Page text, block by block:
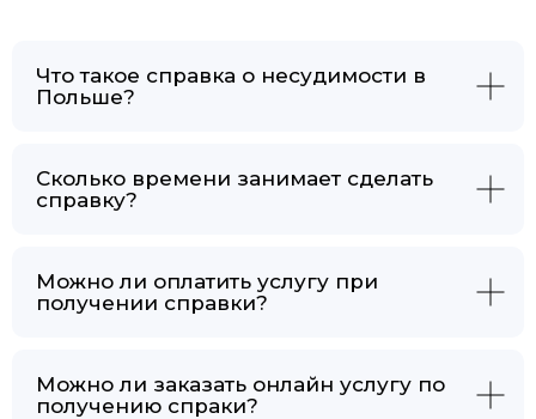
Что такое справка о несудимости в
Польше?
Сколько времени занимает сделать
справку?
Можно ли оплатить услугу при
получении справки?
Можно ли заказать онлайн услугу по
получению спраки?